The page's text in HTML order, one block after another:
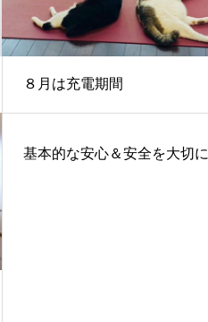
８月は充電期間
基本的な安心＆安全を大切に